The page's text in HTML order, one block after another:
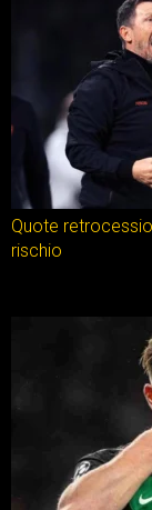
Quote
rischio